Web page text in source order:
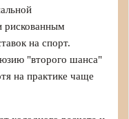
рискованным
на спорт.
"второго шанса"
на практике чаще